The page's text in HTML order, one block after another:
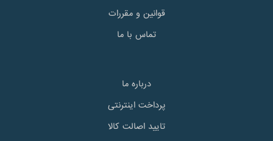
قوانین و مقررات
تماس با ما
درباره ما
پرداخت اینترنتی
تایید اصالت کالا